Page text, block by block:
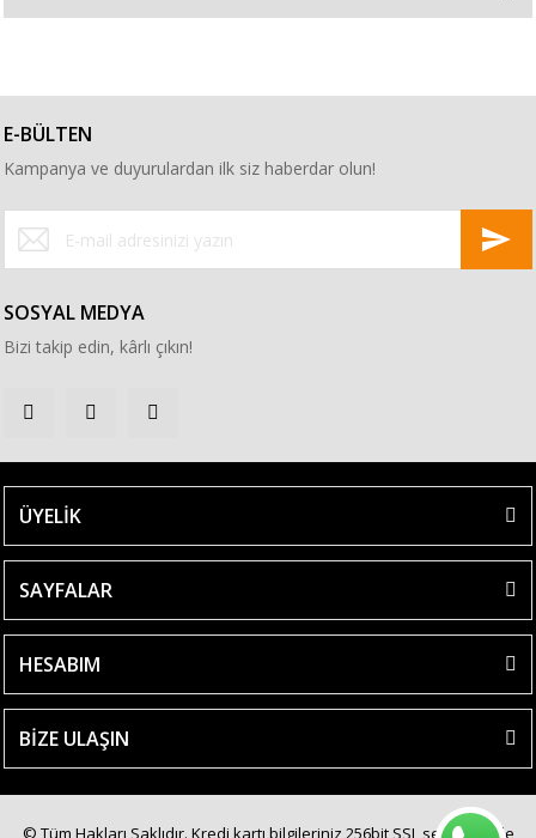
E-BÜLTEN
Kampanya ve duyurulardan ilk siz haberdar olun!
SOSYAL MEDYA
Bizi takip edin, kârlı çıkın!
ÜYELİK
SAYFALAR
HESABIM
BİZE ULAŞIN
© Tüm Hakları Saklıdır. Kredi kartı bilgileriniz 256bit SSL sertifikası ile